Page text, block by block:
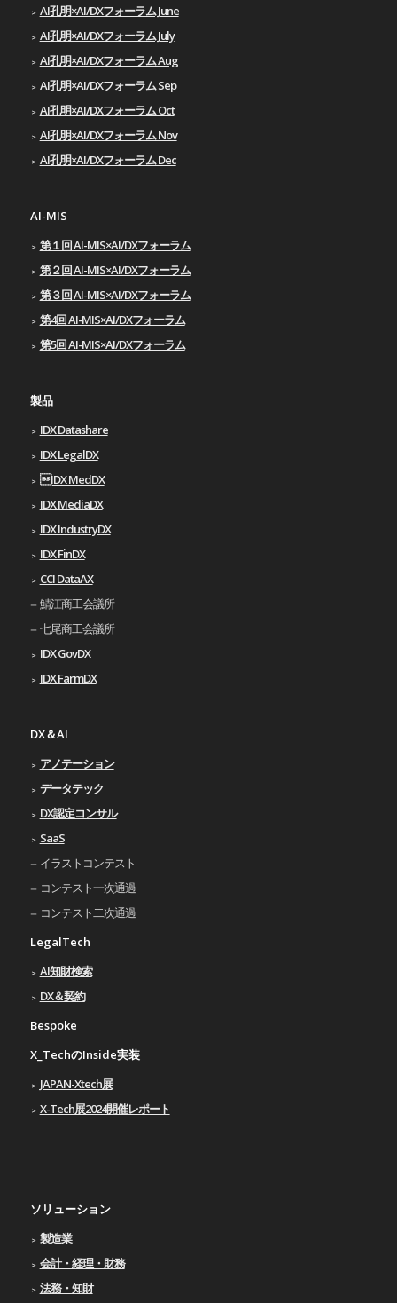
AI孔明×AI/DXフォーラム June
AI孔明×AI/DXフォーラム July
AI孔明×AI/DXフォーラム Aug
AI孔明×AI/DXフォーラム Sep
AI孔明×AI/DXフォーラム Oct
AI孔明×AI/DXフォーラム Nov
AI孔明×AI/DXフォーラム Dec
AI-MIS
第１回 AI-MIS×AI/DXフォーラム
第２回 AI-MIS×AI/DXフォーラム
第３回 AI-MIS×AI/DXフォーラム
第4回 AI-MIS×AI/DXフォーラム
第5回 AI-MIS×AI/DXフォーラム
製品
IDX Datashare
IDX LegalDX
IDX MedDX
IDX MediaDX
IDX IndustryDX
IDX FinDX
CCI DataAX
鯖江商工会議所
七尾商工会議所
IDX GovDX
IDX FarmDX
DX＆AI
アノテーション
データテック
DX認定コンサル
SaaS
イラストコンテスト
コンテスト一次通過
コンテスト二次通過
LegalTech
AI知財検索
DX＆契約
Bespoke
X_TechのInside実装
JAPAN-Xtech展
X-Tech展2024開催レポート
ソリューション
製造業
会計・経理・財務
法務・知財